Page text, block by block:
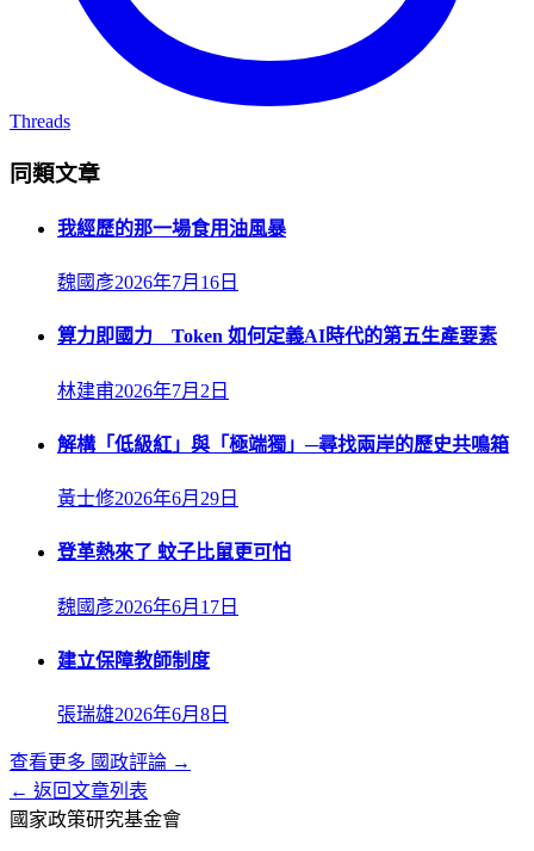
Threads
同類文章
我經歷的那一場食用油風暴
魏國彥2026年7月16日
算力即國力 Token 如何定義AI時代的第五生產要素
林建甫2026年7月2日
解構「低級紅」與「極端獨」─尋找兩岸的歷史共鳴箱
黃士修2026年6月29日
登革熱來了 蚊子比鼠更可怕
魏國彥2026年6月17日
建立保障教師制度
張瑞雄2026年6月8日
查看更多 國政評論 →
← 返回文章列表
國家政策研究基金會